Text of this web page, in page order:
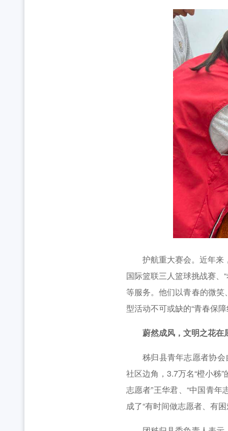
护航重大赛会。近年来
国际篮联三人篮球挑战赛、
等服务。他们以青春的微
型活动不可或缺的“青春保障
蔚然成风，文明之花在
秭归县青年志愿者协会
社区边角，3.7万名“橙小秭
志愿者”王华君、“中国青
成了“有时间做志愿者、有